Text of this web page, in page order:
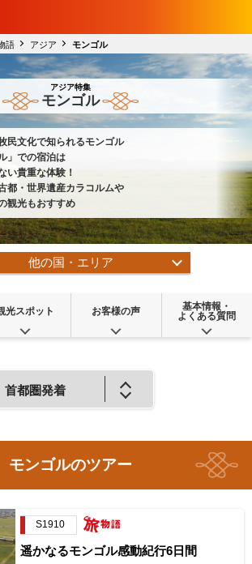
語 アジア
アジア特集
民文化で知られるモンゴル
」での宿泊は
い貴重な体験！
都・世界遺産カラコルムや
観光もおすすめ
他の国・エリア
光スポット お客様の声
基本情報・
よくある質問
のツアー
S1910
遥かなるモンゴル感動紀行6日間